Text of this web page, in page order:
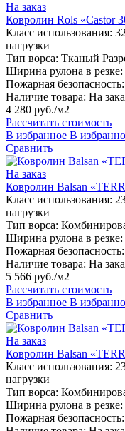
На заказ
Ковролин Rols «Castor
Класс использования:
нагрузки
Тип ворса: Тканый
Ширина рулона в резке:
Пожарная безопасность:
Наличие товара: На
4 280 руб./м2
Рассчитать стоимость
В избранное В
Сравнить
На заказ
Ковролин Balsan
Класс использования:
нагрузки
Тип ворса:
Ширина рулона в резке:
Пожарная безопасность:
Наличие товара: На
5 566 руб./м2
Рассчитать стоимость
В избранное В
Сравнить
На заказ
Ковролин Balsan
Класс использования:
нагрузки
Тип ворса:
Ширина рулона в резке:
Пожарная безопасность: